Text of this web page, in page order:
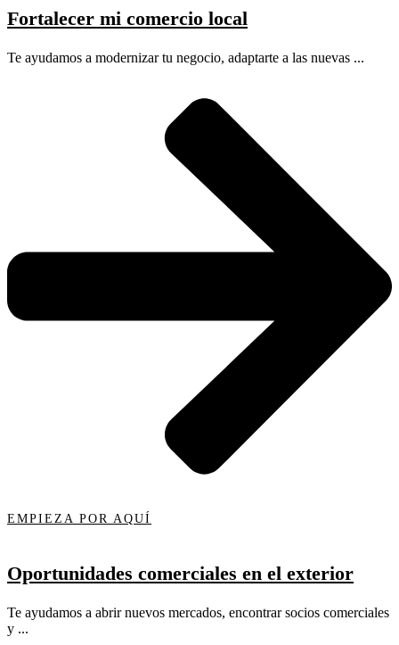
Fortalecer mi comercio local
Te ayudamos a modernizar tu negocio, adaptarte a las nuevas ...
EMPIEZA POR AQUÍ
Oportunidades comerciales en el exterior
Te ayudamos a abrir nuevos mercados, encontrar socios comerciales
y ...